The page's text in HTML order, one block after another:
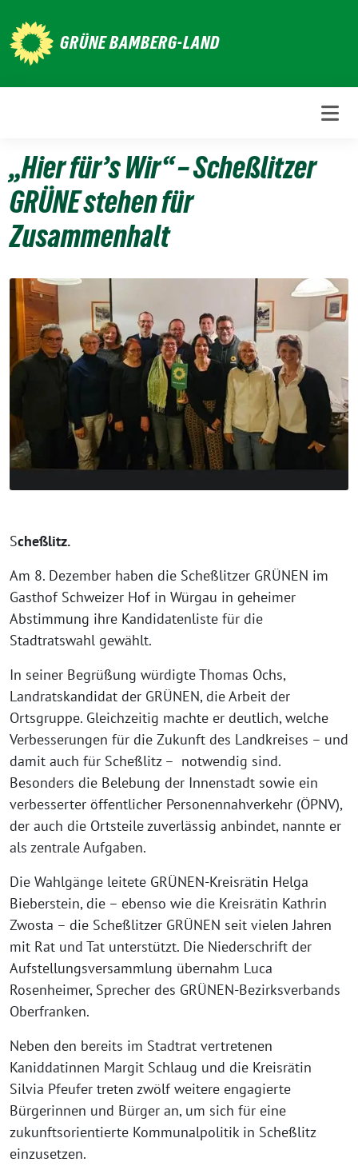
zum
Inhalt
GRÜNE BAMBERG-LAND
„Hier für’s Wir“ – Scheßlitzer
GRÜNE stehen für
Zusammenhalt
Januar
2026
Scheßlitz.
Am 8. Dezember haben die Scheßlitzer GRÜNEN im
Gasthof Schweizer Hof in Würgau in geheimer
Abstimmung ihre Kandidatenliste für die
Stadtratswahl gewählt.
In seiner Begrüßung würdigte Thomas Ochs,
Landratskandidat der GRÜNEN, die Arbeit der
Ortsgruppe. Gleichzeitig machte er deutlich, welche
Verbesserungen für die Zukunft des Landkreises – und
damit auch für Scheßlitz – notwendig sind.
Besonders die Belebung der Innenstadt sowie ein
verbesserter öffentlicher Personennahverkehr (ÖPNV),
der auch die Ortsteile zuverlässig anbindet, nannte er
als zentrale Aufgaben.
Die Wahlgänge leitete GRÜNEN-Kreisrätin Helga
Bieberstein, die – ebenso wie die Kreisrätin Kathrin
Zwosta – die Scheßlitzer GRÜNEN seit vielen Jahren
mit Rat und Tat unterstützt. Die Niederschrift der
Aufstellungsversammlung übernahm Luca
Rosenheimer, Sprecher des GRÜNEN-Bezirksverbands
Oberfranken.
Neben den bereits im Stadtrat vertretenen
Kaniddatinnen Margit Schlaug und die Kreisrätin
Silvia Pfeufer treten zwölf weitere engagierte
Bürgerinnen und Bürger an, um sich für eine
zukunftsorientierte Kommunalpolitik in Scheßlitz
einzusetzen.